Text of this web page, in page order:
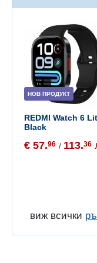
НОВ ПРОДУКТ
REDMI Watch 6
Black
€ 57.96 / 113.36
виж всички